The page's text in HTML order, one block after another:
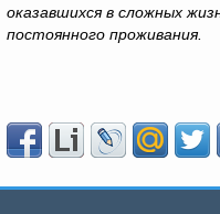
оказавшихся в сложных
постоянного проживания.